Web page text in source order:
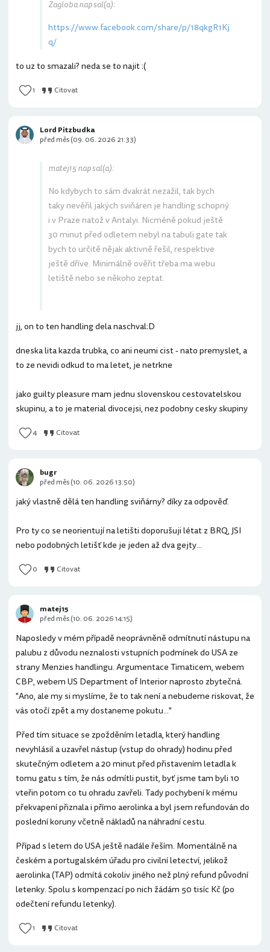
Zagloba napsal(a):
https://www.facebook.com/share/p/18qkgR1Kj
q/
to uz to smazali? neda se to najit :(
1 Citovat
matej15 napsal(a):
No kdybych to sám dvakrát nezažil, tak bych
taky nevěřil jakých sviňáren je handling schopný
i v Praze natož v Antalyi. Nicméně pokud ještě
30 minut před odletem nebyl na tabuli gate tak
bych to určitě nějak aktivně řešil, respektive
ještě dříve. Minimálně ověřit třeba ma webu
letiště nebo se někoho zeptat.
jj, on to ten handling dela naschval:D
dneska lita kazda trubka, co ani neumi cist - nato premyslet, a
to ze nevidi odkud to ma letet, je netrkne
jako guilty pleasure mam jednu slovenskou cestovatelskou
skupinu, a to je material divocejsi, nez podobny cesky skupiny
4 Citovat
Lord Pitzbudka
před měs (09. 06. 2026 21:33)
jaký vlastně dělá ten handling sviňárny? díky za odpověď.
Pro ty co se neorientují na letišti doporušuji létat z BRQ, JSI
nebo podobných letišť kde je jeden až dva gejty...
0 Citovat
bugr
před měs (10. 06. 2026 13:50)
Naposledy v mém případě neoprávněně odmítnutí nástupu na
palubu z důvodu neznalosti vstupních podmínek do USA ze
strany Menzies handlingu. Argumentace Timaticem, webem
CBP, webem US Department of Interior naprosto zbytečná.
"Ano, ale my si myslíme, že to tak není a nebudeme riskovat, že
vás otočí zpět a my dostaneme pokutu..."
Před tím situace se zpožděním letadla, který handling
nevyhlásil a uzavřel nástup (vstup do ohrady) hodinu před
skutečným odletem a 20 minut před přistavením letadla k
tomu gatu s tím, že nás odmítli pustit, byť jsme tam byli 10
vteřin potom co tu ohradu zavřeli. Tady pochybení k mému
překvapení přiznala i přímo aerolinka a byl jsem refundován do
poslední koruny včetně nákladů na náhradní cestu.
Případ s letem do USA ještě nadále řeším. Momentálně na
českém a portugalském úřadu pro civilní letectví, jelikož
aerolinka (TAP) odmítá cokoliv jiného než plný refund původní
letenky. Spolu s kompenzací po nich žádám 50 tisíc Kč (po
odečtení refundu letenky).
1 Citovat
matej15
před měs (10. 06. 2026 14:15)